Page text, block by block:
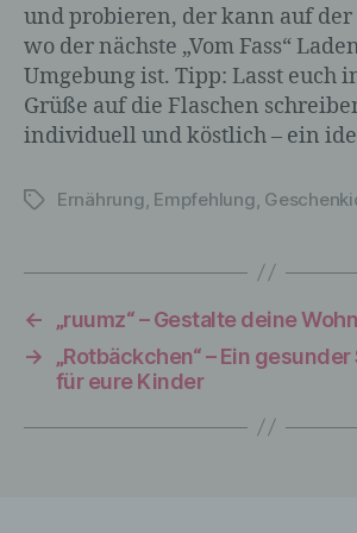
und probieren, der kann auf der
wo der nächste „Vom Fass“
Umgebung ist. Tipp: Lasst euch
Grüße auf die Flaschen
individuell und köstlich – ein
Schlagwörter
Ernährung Empfehlung
←
„ruumz“ – Gestalte deine
→
„Rotbäckchen“ – Ein
für eure Kinder
Datenschutzerklärung soll
Öffentlichkeit als auch für unsere
Geschäftspartner einfach lesbar
verständlich sein. Um dies zu
möchten wir vorab die
Begrifflichkeiten erläutern.
anderem die folgenden Begriffe:
a) personenbezogene
Personenbezogene Daten
identifizierte oder